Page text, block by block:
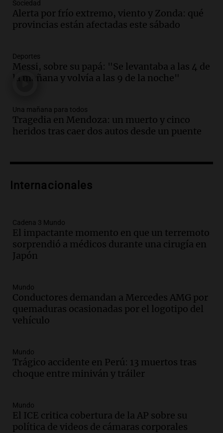
Episodios
Audio. Borges, abogada de Pourrain:
"Tres hombres se lo llevaron para
Episodios
Audio.Voluntarios limpiaron 9.000
Una mañana para todos
Episodios
Audio.La historia de la servilleta que
contrato de Leo con Barcelona
Episodios
Una mañana para todos
Episodios
Audio.
Una mañana para todos
Episodios
Audio.
El abuelo de Agostina Vega, tras
Una mañana para todos
Episodios
Audio.Una nutricionista derribó el mito
Una mañana para todos
Episodios
Sociedad
Alerta por frío extremo, viento y Zonda: qué
provincias están afectadas este sábado
Deportes
Messi, sobre su papá: "Se levantaba a las 4 de
la mañana y volvía a las 9 de la noche"
Una mañana para todos
Tragedia en Mendoza: un muerto y cinco
heridos tras caer dos autos desde un puente
Internacionales
Cadena 3 Mundo
El impactante momento en que un terremoto
sorprendió a médicos durante una cirugía en
Japón
Mundo
Conductores demandan a Mercedes AMG por
quemaduras ocasionadas por el logotipo del
vehículo
Mundo
Trágico accidente en Perú: 13 muertos tras
choque entre miniván y tráiler
Mundo
El ICE critica cobertura de la AP sobre su
política de videos de cámaras corporales